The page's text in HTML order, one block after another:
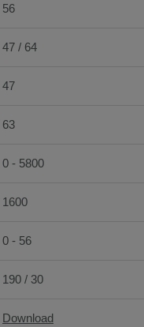
56
47 / 64
47
63
0 - 5800
1600
0 - 56
190 / 30
Download